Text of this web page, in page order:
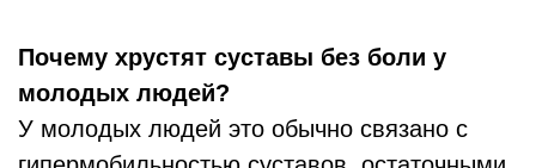
Почему хрустят суставы без боли у
молодых людей?
У молодых людей это обычно связано с